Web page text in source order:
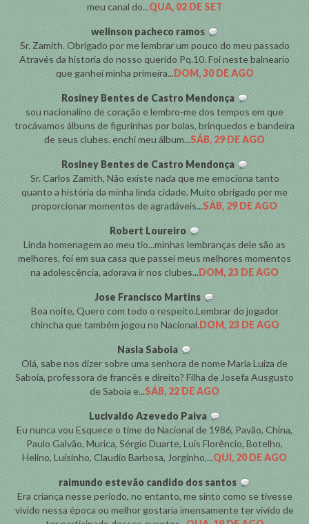
meu canal do...QUA, 02 DE SET
welinson pacheco ramos
Sr. Zamith. Obrigado por me lembrar um pouco do meu passado
Através da historia do nosso querido Pq.10. Foi neste balneario
que ganhei minha primeira...DOM, 30 DE AGO
Rosiney Bentes de Castro Mendonça
sou nacionalino de coração e lembro-me dos tempos em que
trocávamos álbuns de figurinhas por bolas, brinquedos e bandeira
de seus clubes. enchi meu álbum...SÁB, 29 DE AGO
Rosiney Bentes de Castro Mendonça
Sr. Carlos Zamith, Não existe nada que me emociona tanto
quanto a história da minha linda cidade. Muito obrigado por me
proporcionar momentos de agradáveis...SÁB, 29 DE AGO
Robert Loureiro
Linda homenagem ao meu tio...minhas lembranças dele são as
melhores, foi em sua casa que passei meus melhores momentos
na adolescência, adorava ir nos clubes...DOM, 23 DE AGO
Jose Francisco Martins
Boa noite, Quero com todo o respeito.Lembrar do jogador
chincha que também jogou no Nacional.DOM, 23 DE AGO
Nasla Saboia
Olá, sabe nos dizer sobre uma senhora de nome Maria Luiza de
Saboia, professora de francês e direito? Filha de Josefa Ausgusto
de Saboia e...SÁB, 22 DE AGO
Lucivaldo Azevedo Paiva
Eu nunca vou Esquece o time do Nacional de 1986, Pavão, China,
Paulo Galvão, Murica, Sérgio Duarte, Luís Florêncio, Botelho,
Helino, Luísinho, Claudio Barbosa, Jorginho,...QUI, 20 DE AGO
raimundo estevão candido dos santos
Era criança nesse período, no entanto, me sinto como se tivesse
vivido nessa época ou melhor gostaria imensamente ter vivido de